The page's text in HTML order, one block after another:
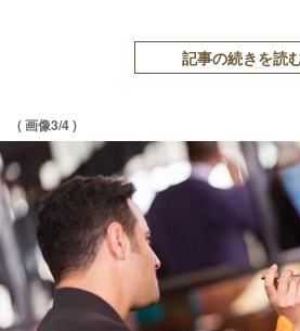
記事の続きを読
( 画像3/4 )